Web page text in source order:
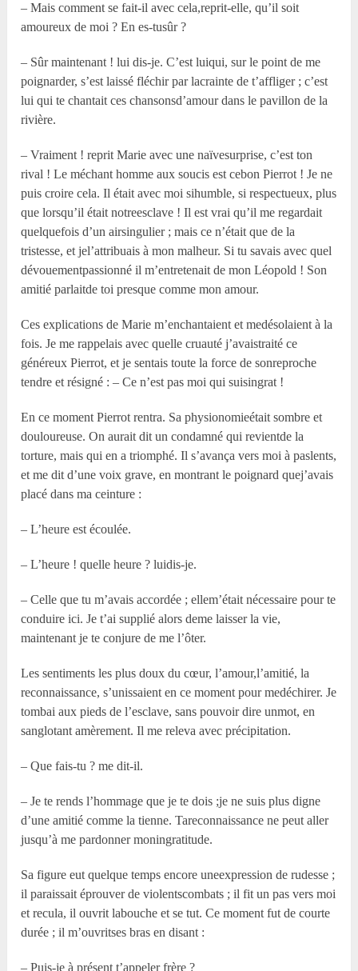
– Mais comment se fait-il avec cela,reprit-elle, qu’il soit
amoureux de moi ? En es-tusûr ?
– Sûr maintenant ! lui dis-je. C’est luiqui, sur le point de me
poignarder, s’est laissé fléchir par lacrainte de t’affliger ; c’est
lui qui te chantait ces chansonsd’amour dans le pavillon de la
rivière.
– Vraiment ! reprit Marie avec une naïvesurprise, c’est ton
rival ! Le méchant homme aux soucis est cebon Pierrot ! Je ne
puis croire cela. Il était avec moi sihumble, si respectueux, plus
que lorsqu’il était notreesclave ! Il est vrai qu’il me regardait
quelquefois d’un airsingulier ; mais ce n’était que de la
tristesse, et jel’attribuais à mon malheur. Si tu savais avec quel
dévouementpassionné il m’entretenait de mon Léopold ! Son
amitié parlaitde toi presque comme mon amour.
Ces explications de Marie m’enchantaient et medésolaient à la
fois. Je me rappelais avec quelle cruauté j’avaistraité ce
généreux Pierrot, et je sentais toute la force de sonreproche
tendre et résigné : – Ce n’est pas moi qui suisingrat !
En ce moment Pierrot rentra. Sa physionomieétait sombre et
douloureuse. On aurait dit un condamné qui revientde la
torture, mais qui en a triomphé. Il s’avança vers moi à paslents,
et me dit d’une voix grave, en montrant le poignard quej’avais
placé dans ma ceinture :
– L’heure est écoulée.
– L’heure ! quelle heure ? luidis-je.
– Celle que tu m’avais accordée ; ellem’était nécessaire pour te
conduire ici. Je t’ai supplié alors deme laisser la vie,
maintenant je te conjure de me l’ôter.
Les sentiments les plus doux du cœur, l’amour,l’amitié, la
reconnaissance, s’unissaient en ce moment pour medéchirer. Je
tombai aux pieds de l’esclave, sans pouvoir dire unmot, en
sanglotant amèrement. Il me releva avec précipitation.
– Que fais-tu ? me dit-il.
– Je te rends l’hommage que je te dois ;je ne suis plus digne
d’une amitié comme la tienne. Tareconnaissance ne peut aller
jusqu’à me pardonner moningratitude.
Sa figure eut quelque temps encore uneexpression de rudesse ;
il paraissait éprouver de violentscombats ; il fit un pas vers moi
et recula, il ouvrit labouche et se tut. Ce moment fut de courte
durée ; il m’ouvritses bras en disant :
– Puis-je à présent t’appeler frère ?